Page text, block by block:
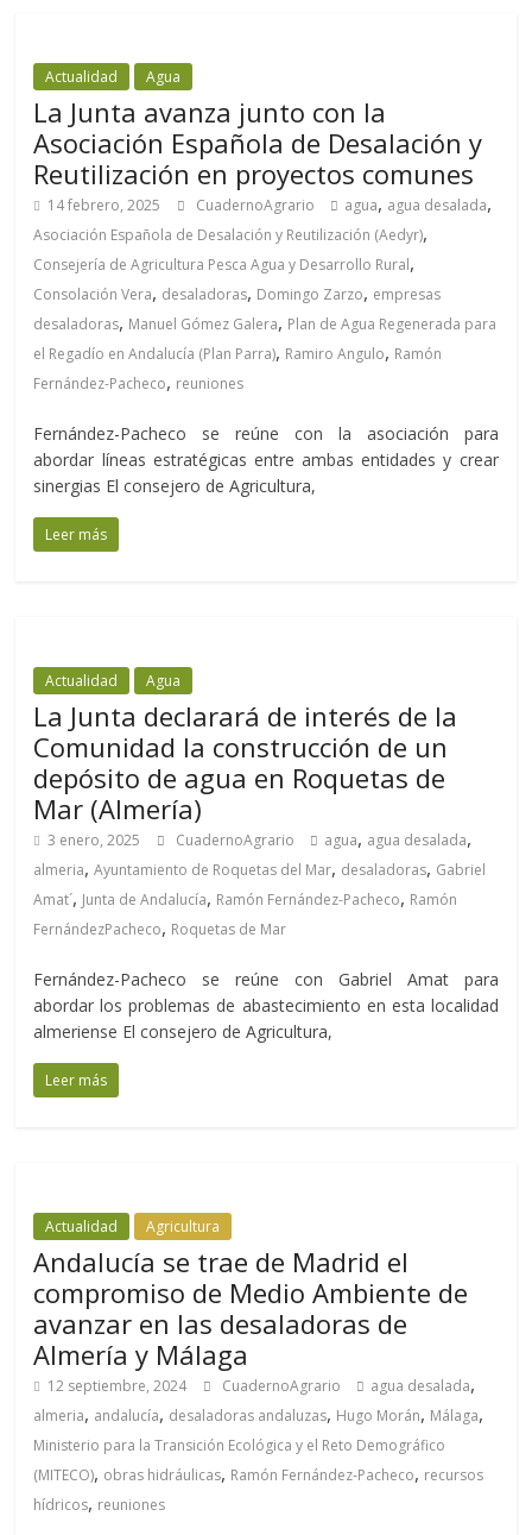
Actualidad Agua
La Junta avanza junto con la
Asociación Española de Desalación y
Reutilización en proyectos comunes
14 febrero, 2025 CuadernoAgrario agua, agua desalada,
Asociación Española de Desalación y Reutilización (Aedyr),
Consejería de Agricultura Pesca Agua y Desarrollo Rural,
Consolación Vera, desaladoras, Domingo Zarzo, empresas
desaladoras, Manuel Gómez Galera, Plan de Agua Regenerada para
el Regadío en Andalucía (Plan Parra), Ramiro Angulo, Ramón
Fernández-Pacheco, reuniones
Fernández-Pacheco se reúne con la asociación para
abordar líneas estratégicas entre ambas entidades y crear
sinergias El consejero de Agricultura,
Leer más
Actualidad Agua
La Junta declarará de interés de la
Comunidad la construcción de un
depósito de agua en Roquetas de
Mar (Almería)
3 enero, 2025 CuadernoAgrario agua, agua desalada,
almeria,Ayuntamiento de Roquetas del Mar, desaladoras, Gabriel
Amat´, Junta de Andalucía, Ramón Fernández-Pacheco, Ramón
FernándezPacheco, Roquetas de Mar
Fernández-Pacheco se reúne con Gabriel Amat para
abordar los problemas de abastecimiento en esta localidad
almeriense El consejero de Agricultura,
Leer más
Actualidad Agricultura
Andalucía se trae de Madrid el
compromiso de Medio Ambiente de
avanzar en las desaladoras de
Almería y Málaga
12 septiembre, 2024 CuadernoAgrario agua desalada,
almeria, andalucía, desaladoras andaluzas, Hugo Morán, Málaga,
Ministerio para la Transición Ecológica y el Reto Demográfico
(MITECO), obras hidráulicas, Ramón Fernández-Pacheco, recursos
hídricos, reuniones